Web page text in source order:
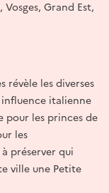
Grand Est,
révèle les diverses
italienne
pour les princes de
les
préserver qui
ville une Petite